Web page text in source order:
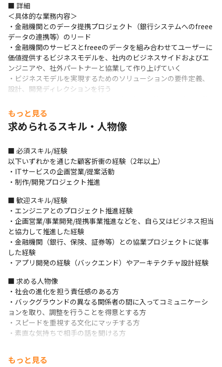
■ 詳細
＜具体的な業務内容＞
・金融機関とのデータ提携プロジェクト（銀行システムへのfreee
データの連携等）のリード
・金融機関のサービスとfreeeのデータを組み合わせてユーザーに
価値提供するビジネスモデルを、社内のビジネスサイドおよびエ
ンジニアや、社外パートナーと協業して作り上げていく
・ビジネスモデルを実現するためのソリューションの要件定義、
設計、開発ディレクションを行う
をすり合わせながら、ユーザー価値のあるプロダクト/サービスを
届けるためのプロジェクトを金融機関とともに推進する
・ビジネスモデルを設計するだけでなく、ビジネスモデルに必要
な仕組みの要件定義/構築ディレクションまでの一連の流れを担当
できることが大きな特長です
・また、サービスリリース後も金融機関と共にビジネスを伸ばし
実社会へのインパクトを体感できます
もっと見る
求められるスキル・人物像
■ 必須スキル/経験
以下いずれかを通じた顧客折衝の経験（2年以上）
・ITサービスの企画営業/提案活動
・制作/開発プロジェクト推進
■ 歓迎スキル/経験
・エンジニアとのプロジェクト推進経験
・企画営業/事業開発/提携事業推進などを、自ら又はビジネス担当
と協力して推進した経験
・金融機関（銀行、保険、証券等）との協業プロジェクトに従事
した経験
・アプリ開発の経験（バックエンド）やアーキテクチャ設計経験
■ 求める人物像
・社会の進化を担う責任感のある方
・バックグラウンドの異なる関係者の間に入ってコミュニケーシ
ョンを取り、調整を行うことを得意とする方
・スピードを重視する文化にマッチする方
・素直な気持ちで相手の話を聞ける方
もっと見る